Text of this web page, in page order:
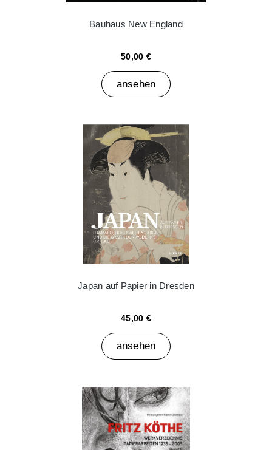
Bauhaus New England
50,00 €
ansehen
Japan auf Papier in Dresden
45,00 €
ansehen